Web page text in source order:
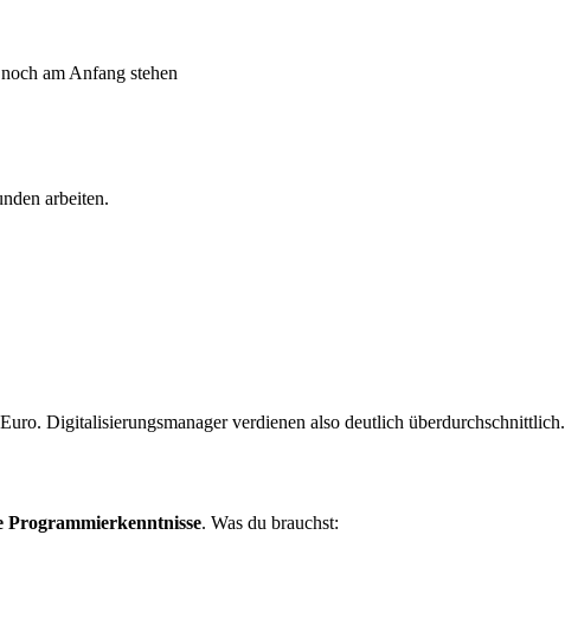
am Anfang stehen
arbeiten.
Digitalisierungsmanager verdienen also deutlich überdurchschnittlich.
Programmierkenntnisse. Was du brauchst: